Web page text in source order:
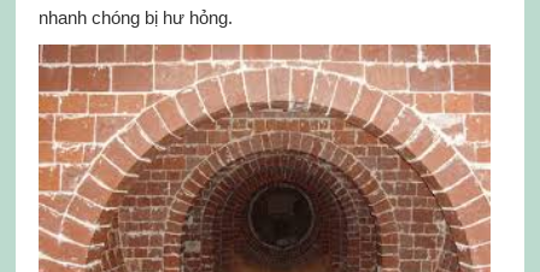
nhanh chóng bị hư hỏng.